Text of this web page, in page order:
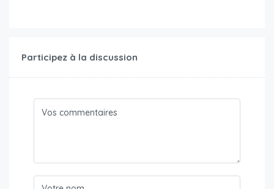
Participez à la discussion